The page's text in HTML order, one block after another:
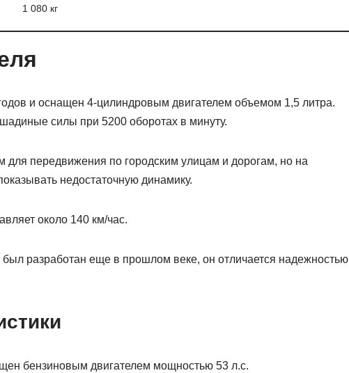
1 080 кг
и оснащен 4-цилиндровым двигателем объемом 1,5 литра.
силы при 5200 оборотах в минуту.
для передвижения по городским улицам и дорогам, но на
недостаточную динамику.
около 140 км/час.
был разработан еще в прошлом веке, он отличается надежностью
бензиновым двигателем мощностью 53 л.с.